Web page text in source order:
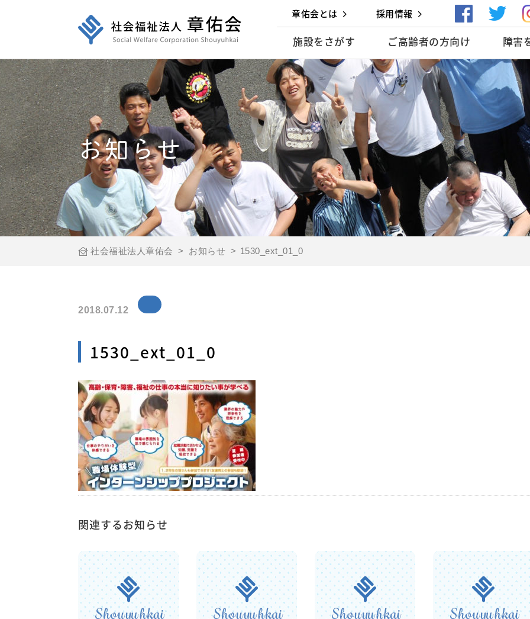
章佑会とは 採用情報
施設をさがす ご高齢者の方向け 障害
お知らせ
社会福祉法人章佑会 > お知らせ > 1530_ext_01_0
2018.07.12
1530_ext_01_0
関連するお知らせ